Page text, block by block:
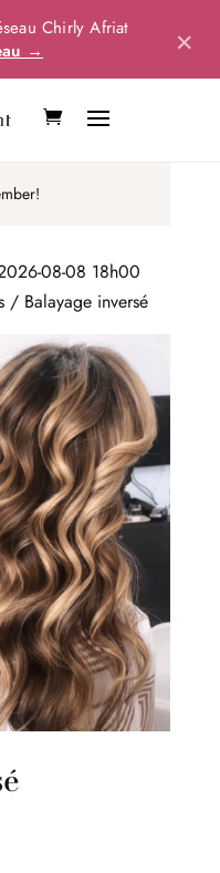
Chirly Afriat
→
×
08-08 18h00
/ Balayage inversé